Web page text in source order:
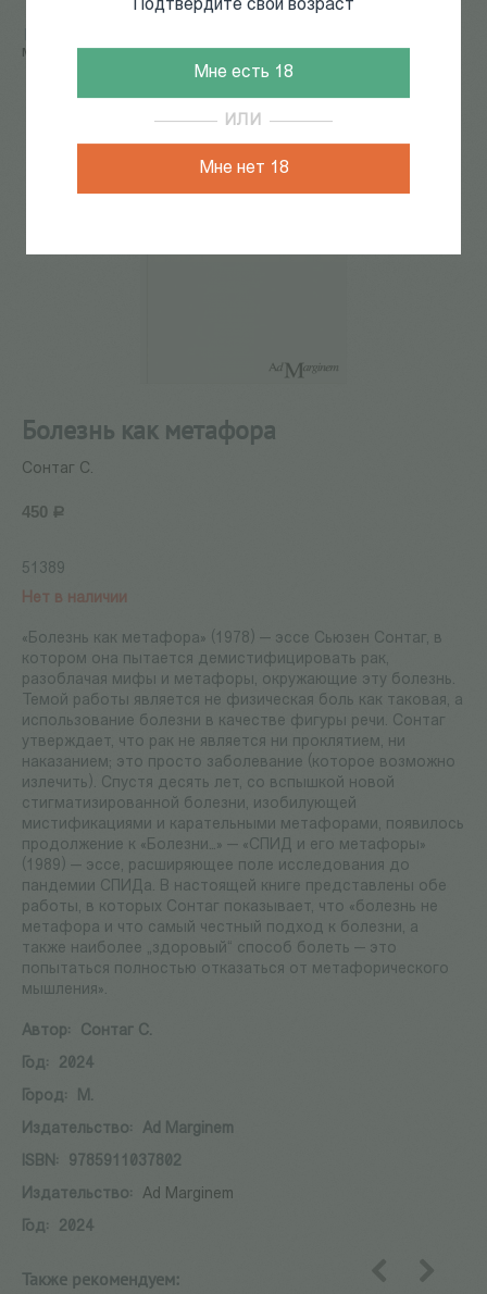
Подтвердите свой возраст
Мне есть 18
ИЛИ
Мне нет 18
метафора
Болезнь как метафора
Сонтаг С.
450 Р
51389
Нет в наличии
«Болезнь как метафора» (1978) — эссе Сьюзен Сонтаг, в
котором она пытается демистифицировать рак,
разоблачая мифы и метафоры, окружающие эту болезнь.
Темой работы является не физическая боль как таковая, а
использование болезни в качестве фигуры речи. Сонтаг
утверждает, что рак не является ни проклятием, ни
наказанием; это просто заболевание (которое возможно
излечить). Спустя десять лет, со вспышкой новой
стигматизированной болезни, изобилующей
мистификациями и карательными метафорами, появилось
продолжение к «Болезни…» — «СПИД и его метафоры»
(1989) — эссе, расширяющее поле исследования до
пандемии СПИДа. В настоящей книге представлены обе
работы, в которых Сонтаг показывает, что «болезнь не
метафора и что самый честный подход к болезни, а
также наиболее „здоровый“ способ болеть — это
попытаться полностью отказаться от метафорического
мышления».
Автор:
Сонтаг С.
Год:
2024
Город:
М.
Издательство:
Ad Marginem
ISBN:
9785911037802
Издательство:
Ad Marginem
Год:
2024
Также рекомендуем: